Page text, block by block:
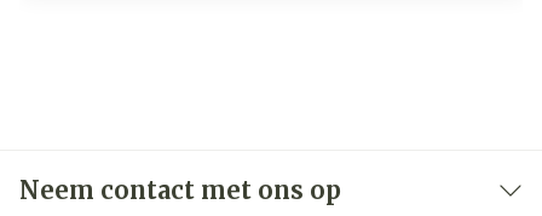
Neem contact met ons op